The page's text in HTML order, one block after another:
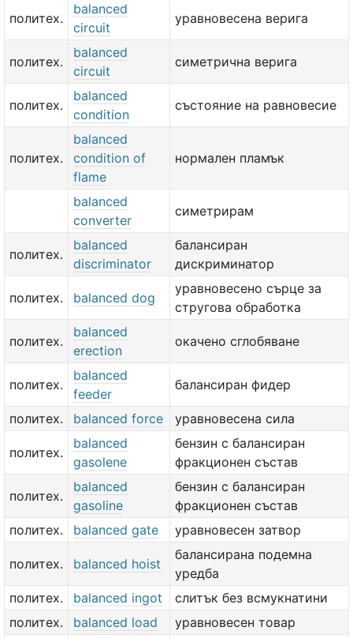
политех.
balanced
circuit
уравновесена верига
политех.
balanced
circuit
симетрична верига
политех.
balanced
condition
състояние на равновесие
политех.
balanced
condition of
flame
нормален пламък
balanced
converter
симетрирам
политех.
balanced
discriminator
балансиран
дискриминатор
политех. balanced dog
уравновесено сърце за
стругова обработка
политех.
balanced
erection
окачено сглобяване
политех.
balanced
feeder
балансиран фидер
политех. balanced force уравновесена сила
политех.
balanced
gasolene
бензин с балансиран
фракционен състав
политех.
balanced
gasoline
бензин с балансиран
фракционен състав
политех.
balanced gate уравновесен затвор
политех. balanced hoist
балансирана подемна
уредба
политех.
balanced ingot
слитък без всмукнатини
политех.
balanced load
уравновесен товар